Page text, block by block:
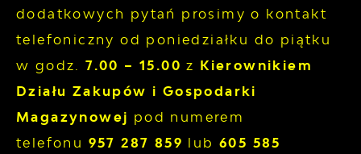
dodatkowych pytań prosimy o kontakt
telefoniczny od poniedziałku do piątku
w godz.7.00 – 15.00 z Kierownikiem
Działu Zakupów i Gospodarki
Magazynowej pod numerem
telefonu 957 287 859 lub605 585